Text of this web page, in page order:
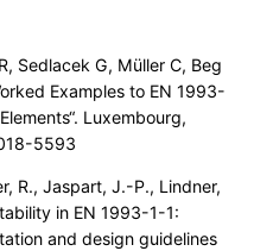
Sedlacek G, Müller C, Beg
Examples to EN 1993-
Luxembourg,
5593
R., Jaspart, J.-P., Lindner,
in EN 1993-1-1:
and design guidelines